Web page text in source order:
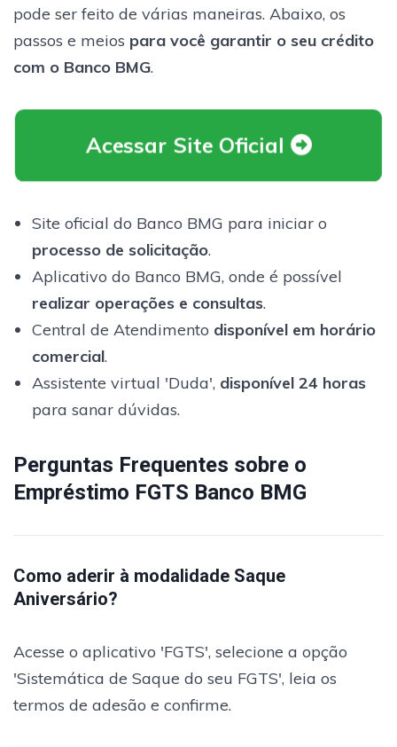
pode ser feito de várias maneiras. Abaixo, os
passos e meios para você garantir o seu crédito
com o Banco BMG.
Acessar Site Oficial
Site oficial do Banco BMG para iniciar o
processo de solicitação.
Aplicativo do Banco BMG, onde é possível
realizar operações e consultas.
Central de Atendimento disponível em horário
comercial.
Assistente virtual 'Duda', disponível 24 horas
para sanar dúvidas.
Perguntas Frequentes sobre o
Empréstimo FGTS Banco BMG
Como aderir à modalidade Saque
Aniversário?
Acesse o aplicativo 'FGTS', selecione a opção
'Sistemática de Saque do seu FGTS', leia os
termos de adesão e confirme.